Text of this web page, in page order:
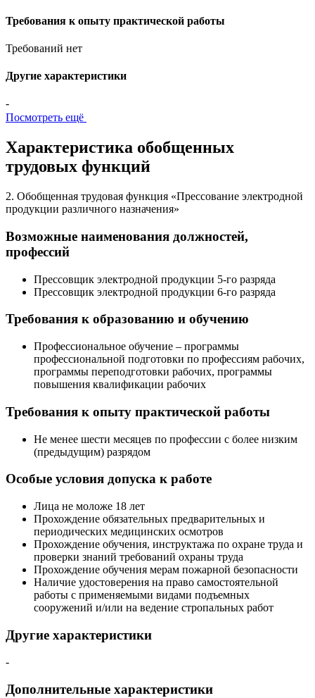
Требования к опыту практической работы
Требований нет
Другие характеристики
-
Посмотреть ещё
Характеристика обобщенных
трудовых функций
2. Обобщенная трудовая функция «Прессование электродной
продукции различного назначения»
Возможные наименования должностей,
профессий
Прессовщик электродной продукции 5-го разряда
Прессовщик электродной продукции 6-го разряда
Требования к образованию и обучению
Профессиональное обучение – программы
профессиональной подготовки по профессиям рабочих,
программы переподготовки рабочих, программы
повышения квалификации рабочих
Требования к опыту практической работы
Не менее шести месяцев по профессии с более низким
(предыдущим) разрядом
Особые условия допуска к работе
Лица не моложе 18 лет
Прохождение обязательных предварительных и
периодических медицинских осмотров
Прохождение обучения, инструктажа по охране труда и
проверки знаний требований охраны труда
Прохождение обучения мерам пожарной безопасности
Наличие удостоверения на право самостоятельной
работы с применяемыми видами подъемных
сооружений и/или на ведение стропальных работ
Другие характеристики
-
Дополнительные характеристики